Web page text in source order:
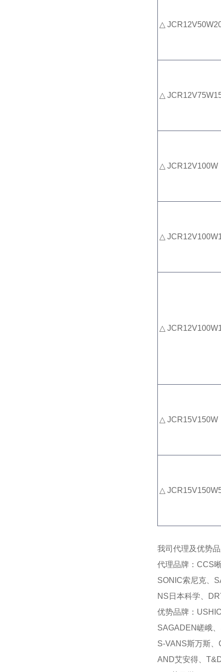
△
△
△ JCR12V100W
△
△
△ JCR15V150W
△
我司代理及优势
代理品牌：CCS
SONIC索尼克、
NS日本科学、
优势品牌：
SAGADEN嵯峨
S-VANS斯万斯
AND艾安得、